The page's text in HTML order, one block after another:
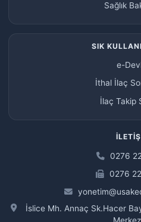
Sağlık
SIK
e-
İthal İlaç
İlaç Takip
0276
0276
İslice Mh. Annaç Sk.Hacer